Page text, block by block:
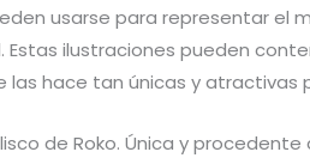
usarse para representar el
ilustraciones pueden
hace tan únicas y atractivas
de Roko. Única y